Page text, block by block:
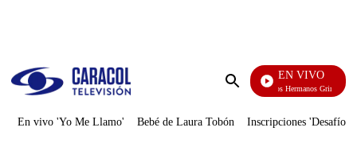
Enviar
EN VIVO
Cuentos De Los Hermanos Grimm
En vivo 'Yo Me Llamo' Bebé de Laura Tobón Inscripciones 'Desafío'